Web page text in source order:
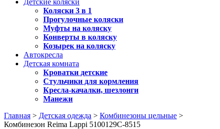
Детские коляски
Коляски 3 в 1
Прогулочные коляски
Муфты на коляску
Конверты в коляску
Козырек на коляску
Автокресла
Детская комната
Кроватки детские
Стульчики для кормления
Кресла-качалки, шезлонги
Манежи
Главная > Детская одежда > Комбинезоны цельные >
Комбинезон Reima Lappi 5100129C-8515